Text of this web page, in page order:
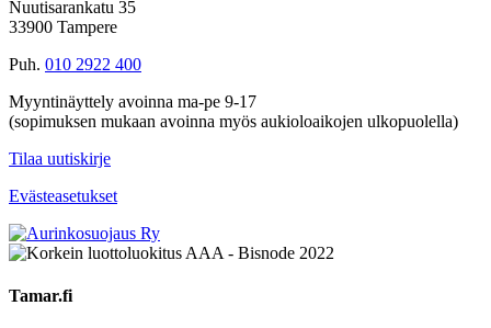
Nuutisarankatu 35
33900 Tampere
Puh. 010 2922 400
Myyntinäyttely avoinna ma-pe 9-17
(sopimuksen mukaan avoinna myös aukioloaikojen ulkopuolella)
Tilaa uutiskirje
Evästeasetukset
Tamar.fi